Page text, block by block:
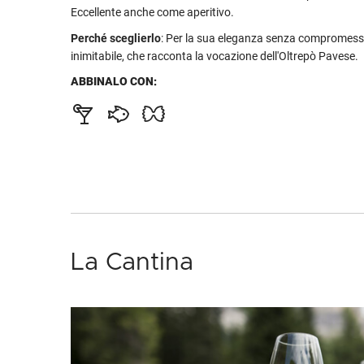
Eccellente anche come aperitivo.
Perché sceglierlo: Per la sua eleganza senza
inimitabile, che racconta la vocazione dell'Oltrepò Pavese.
ABBINALO CON:
La Cantina